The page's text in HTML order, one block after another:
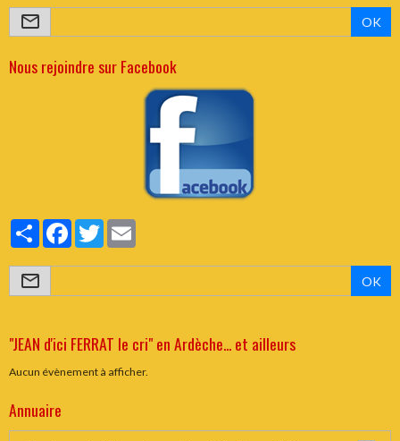
OK
Nous rejoindre sur Facebook
PartagerFacebookTwitter
OK
"JEAN d'ici FERRAT le cri" en Ardèche... et ailleurs
Aucun évènement à afficher.
Annuaire